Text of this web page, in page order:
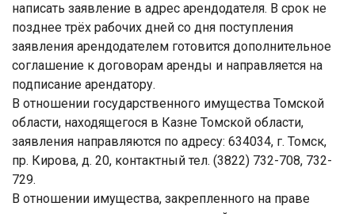
написать заявление в адрес арендодателя. В срок не
позднее трёх рабочих дней со дня поступления
заявления арендодателем готовится дополнительное
соглашение к договорам аренды и направляется на
подписание арендатору.
В отношении государственного имущества Томской
области, находящегося в Казне Томской области,
заявления направляются по адресу: 634034, г. Томск,
пр. Кирова, д. 20, контактный тел. (3822) 732-708, 732-
729.
В отношении имущества, закрепленного на праве